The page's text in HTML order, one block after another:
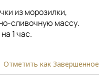
из морозилки,
сливочную массу.
1 час.
Отметить как Завершенное